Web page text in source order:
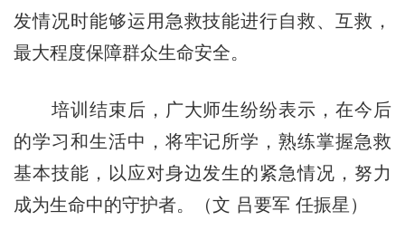
发情况时能够运用急救技能进行自救、互救，
最大程度保障群众生命安全。
培训结束后，广大师生纷纷表示，在今后
的学习和生活中，将牢记所学，熟练掌握急救
基本技能，以应对身边发生的紧急情况，努力
成为生命中的守护者。（文 吕要军 任振星）